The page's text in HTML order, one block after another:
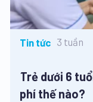
Tin tức 3 tuần
Trẻ dưới 6
phí thế nào?